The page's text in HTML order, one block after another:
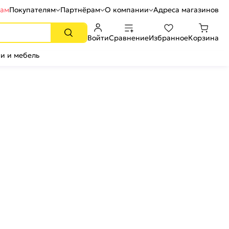
Покупателям Партнёрам О компании Адреса магазинов
ВойтиСравнениеИзбранноеКорзина
и мебель